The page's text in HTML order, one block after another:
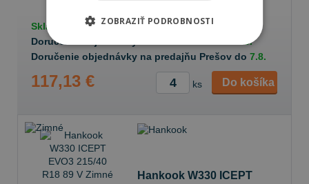
Skladom v e-shope20+ ks
Doručenie objednávky k Vám na adresu do
7.8.
Doručenie objednávky na predajňu Prešov do 7.8.
117,13 € ks Do košíka
Hankook W330 ICEPT
ZOBRAZIŤ PODROBNOSTI